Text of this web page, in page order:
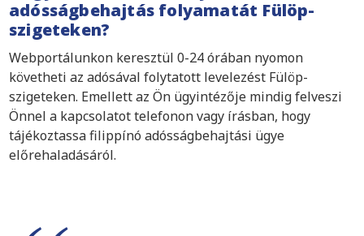
adósságbehajtás folyamatát Fülöp-
szigeteken?
Webportálunkon keresztül 0-24 órában nyomon
követheti az adósával folytatott levelezést Fülöp-
szigeteken. Emellett az Ön ügyintézője mindig felveszi
Önnel a kapcsolatot telefonon vagy írásban, hogy
tájékoztassa filippínó adósságbehajtási ügye
előrehaladásáról.